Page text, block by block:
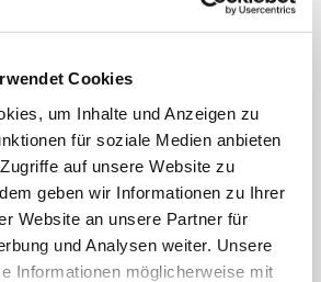
Cookies
um Inhalte und Anzeigen zu
für soziale Medien anbieten
auf unsere Website zu
geben wir Informationen zu Ihrer
Website an unsere Partner für
und Analysen weiter. Unsere
Informationen möglicherweise mit